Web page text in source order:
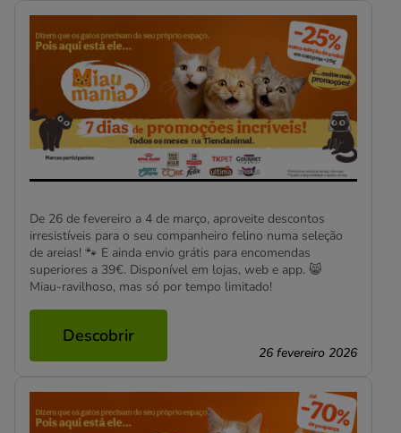
De 26 de fevereiro a 4 de março, aproveite descontos
irresistíveis para o seu companheiro felino numa seleção
de areias! 🐾 E ainda envio grátis para encomendas
superiores a 39€. Disponível em lojas, web e app. 😸
Miau-ravilhoso, mas só por tempo limitado!
Descobrir
26 fevereiro 2026